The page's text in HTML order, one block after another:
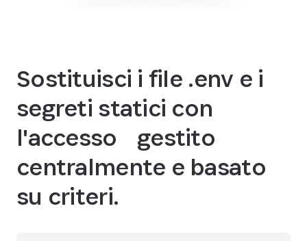
Sostituisci i file .env e i
segreti statici con
l'accesso gestito
centralmente e basato
su criteri.